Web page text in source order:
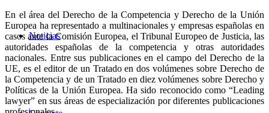
Noticias
En el área del Derecho de la Competencia y Derecho de la Unión
Europea ha representado a multinacionales y empresas españolas en
casos ante la Comisión Europea, el Tribunal Europeo de Justicia, las
autoridades españolas de la competencia y otras autoridades
nacionales. Entre sus publicaciones en el campo del Derecho de la
UE, es el editor de un Tratado en dos volúmenes sobre Derecho de
la Competencia y de un Tratado en diez volúmenes sobre Derecho y
Políticas de la Unión Europea. Ha sido reconocido como “Leading
lawyer” en sus áreas de especialización por diferentes publicaciones